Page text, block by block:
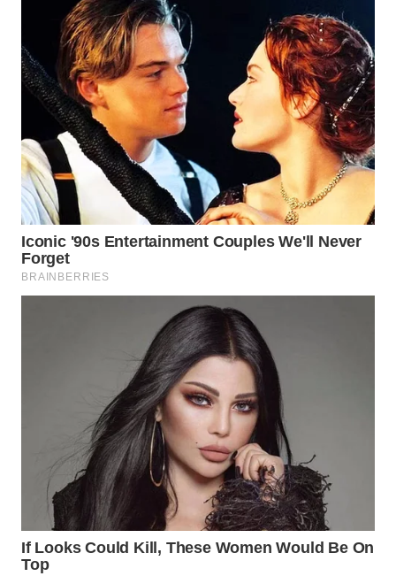
TIMUR
WN
SEMARANG
SOLO
WN
BOROBUDUR
WN
MADURA
BINTAN
WN
MANDALIKA